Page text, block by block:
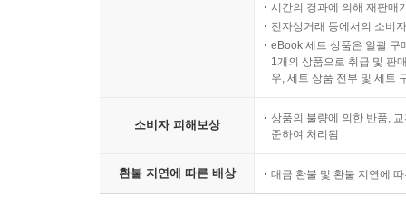
시간의 경과에 의해 재판매
전자상거래 등에서의 소비
eBook 세트 상품은 일괄 구
1개의 상품으로 취급 및 판
우, 세트 상품 전부 및 세트
소비자 피해보상
상품의 불량에 의한 반품,
준하여 처리됨
환불 지연에 따른 배상 대금 환불 및 환불 지연에